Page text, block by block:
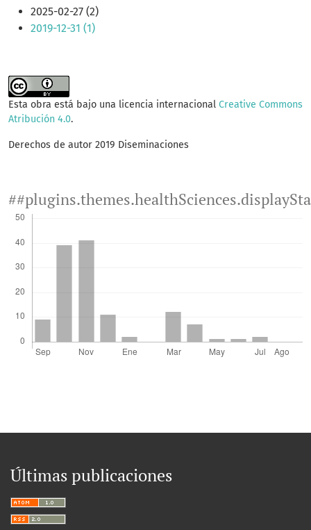
2025-02-27 (2)
2019-12-31 (1)
Esta obra está bajo una licencia internacional Creative Commons
Atribución 4.0.
Derechos de autor 2019 Diseminaciones
Últimas publicaciones